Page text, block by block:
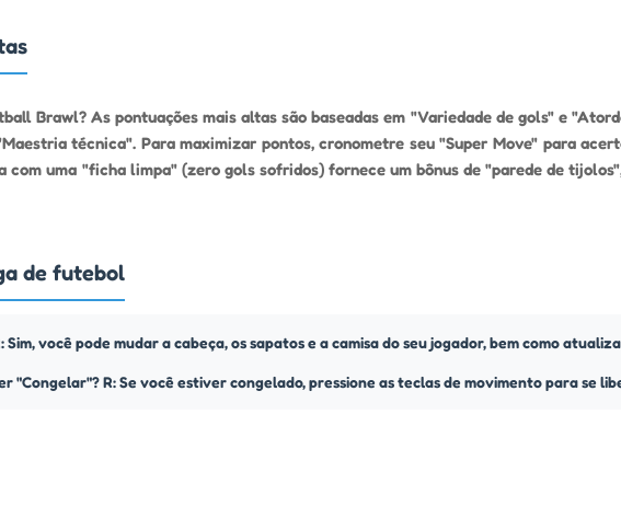
Brawl? As pontuações mais altas são baseadas em "Variedade de gols" e
técnica". Para maximizar pontos, cronometre seu "Super Move" para
com uma "ficha limpa" (zero gols sofridos) fornece um bônus de "parede de
de futebol
Sim, você pode mudar a cabeça, os sapatos e a camisa do seu jogador, bem como
"Congelar"? R: Se você estiver congelado, pressione as teclas de movimento para se